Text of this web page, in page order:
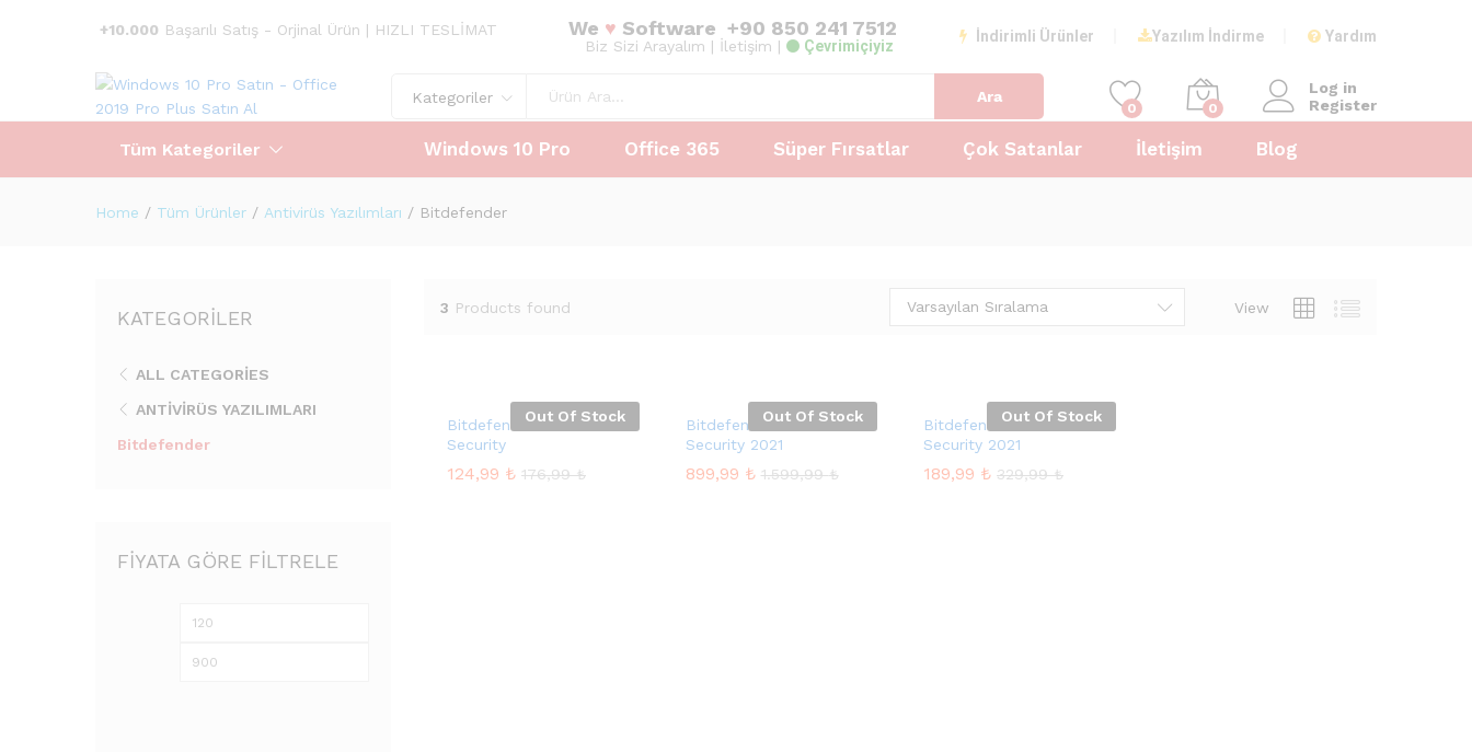
+10.000 Başarılı Satış - Orjinal Ürün | HIZLI TESLİMAT We ♥ Software +90 850 241 7512
Biz Sizi Arayalım | İletişim | Çevrimiçiyiz
İndirimli Ürünler Yazılım İndirme Yardım
Kategoriler Ara
0 0
Log in
Register
Tüm Kategoriler Windows 10 Pro Office 365 Süper Fırsatlar Çok Satanlar İletişim Blog
Home / Tüm Ürünler / Antivirüs Yazılımları / Bitdefender
3 Products found View
Varsayılan Sıralama
Out Of Stock
Bitdefender İnternet
Security
124,99 ₺ 176,99₺
124,99 ₺ 176,99₺
Out Of Stock
Bitdefender Small Office
Security 2021
899,99 ₺ 1.599,99₺
899,99 ₺ 1.599,99₺
Out Of Stock
Bitdefender Total
Security 2021
189,99 ₺ 329,99₺
189,99 ₺ 329,99₺
KATEGORILER
ALL CATEGORIES
ANTIVIRÜS YAZILIMLARI
Bitdefender
FIYATA GÖRE FILTRELE
En